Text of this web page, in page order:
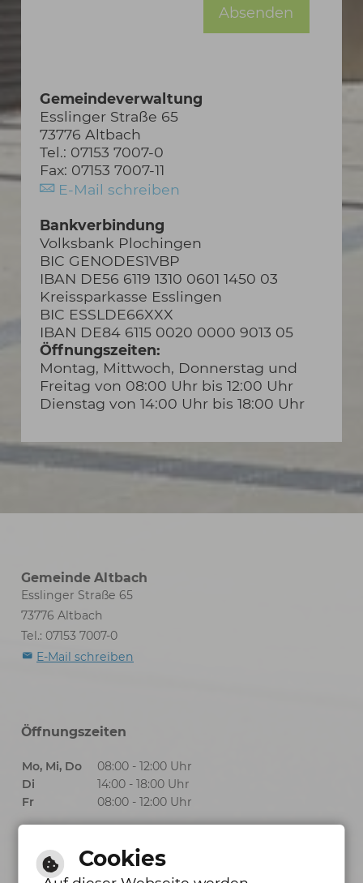
Absenden
Gemeindeverwaltung
Esslinger Straße 65
73776 Altbach
Tel.: 07153 7007-0
Fax: 07153 7007-11
E-Mail schreiben
Bankverbindung
Volksbank Plochingen
BIC GENODES1VBP
IBAN DE56 6119 1310 0601 1450 03
Kreissparkasse Esslingen
BIC ESSLDE66XXX
IBAN DE84 6115 0020 0000 9013 05
Öffnungszeiten:
Montag, Mittwoch, Donnerstag und
Freitag von 08:00 Uhr bis 12:00 Uhr
Dienstag von 14:00 Uhr bis 18:00 Uhr
Gemeinde Altbach
Esslinger Straße 65
73776 Altbach
Tel.: 07153 7007-0
E-Mail schreiben
Öffnungszeiten
Mo, Mi, Do
08:00 - 12:00 Uhr
Di
14:00 - 18:00 Uhr
Fr
08:00 - 12:00 Uhr
Öffnungszeiten Bürgerbüro
Cookies